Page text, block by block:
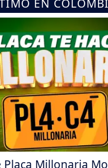
Placa Millonaria